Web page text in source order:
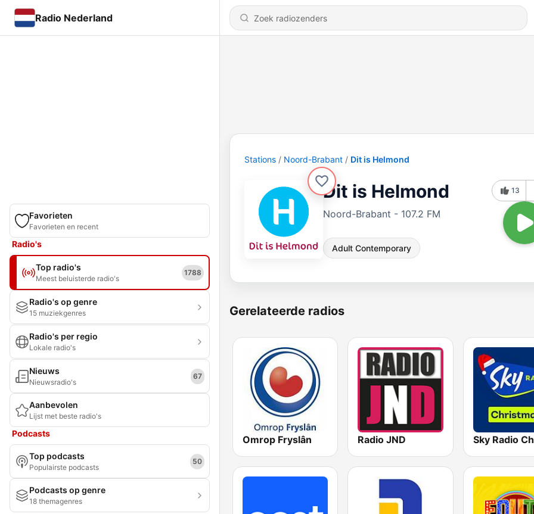
Radio Nederland
Favorieten
Favorieten en recent
Radio's
Top radio's
Meest beluisterde radio's
1788
Radio's op genre
15 muziekgenres
Radio's per regio
Lokale radio's
Nieuws
Nieuwsradio's
67
Aanbevolen
Lijst met beste radio's
Podcasts
Top podcasts
Populairste podcasts
50
Podcasts op genre
18 themagenres
Stations Noord-Brabant Dit is Helmond
Dit is Helmond
Noord-Brabant - 107.2 FM
Adult Contemporary
13
Gerelateerde radios
Omrop Fryslân Radio JND